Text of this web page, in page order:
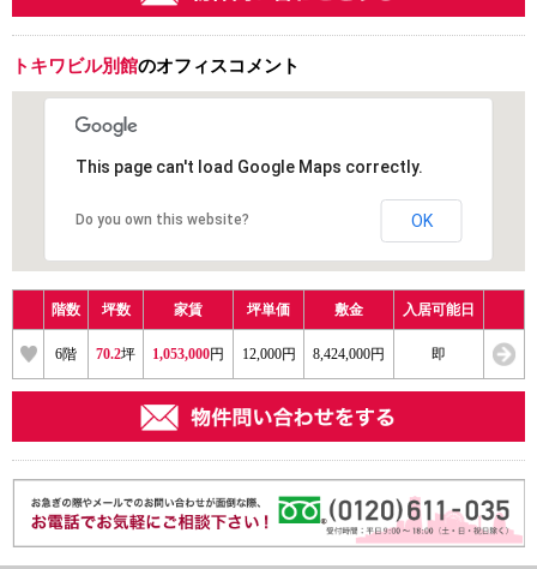
トキワビル別館のオフィスコメント
This page can't load Google Maps correctly.
Do you own this website? OK
階数 坪数 家賃 坪単価 敷金 入居可能日
6階 70.2坪 1,053,000円 12,000円 8,424,000円 即